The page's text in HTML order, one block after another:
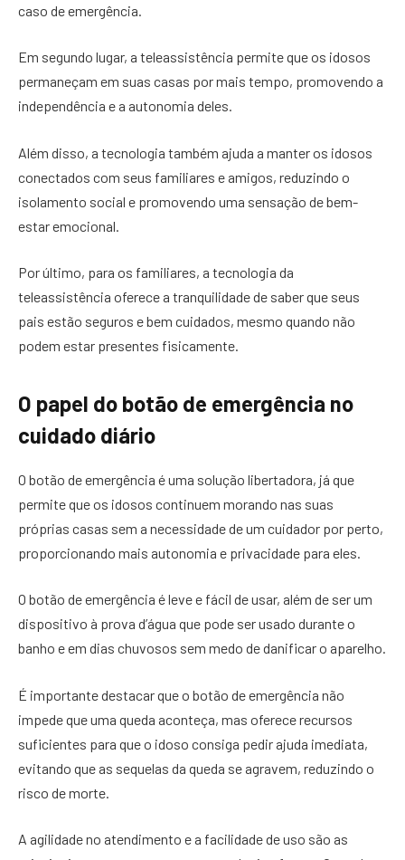
caso de emergência.
Em segundo lugar, a teleassistência permite que os idosos
permaneçam em suas casas por mais tempo, promovendo a
independência e a autonomia deles.
Além disso, a tecnologia também ajuda a manter os idosos
conectados com seus familiares e amigos, reduzindo o
isolamento social e promovendo uma sensação de bem-
estar emocional.
Por último, para os familiares, a tecnologia da
teleassistência oferece a tranquilidade de saber que seus
pais estão seguros e bem cuidados, mesmo quando não
podem estar presentes fisicamente.
O papel do botão de emergência no
cuidado diário
O botão de emergência é uma solução libertadora, já que
permite que os idosos continuem morando nas suas
próprias casas sem a necessidade de um cuidador por perto,
proporcionando mais autonomia e privacidade para eles.
O botão de emergência é leve e fácil de usar, além de ser um
dispositivo à prova d’água que pode ser usado durante o
banho e em dias chuvosos sem medo de danificar o aparelho.
É importante destacar que o botão de emergência não
impede que uma queda aconteça, mas oferece recursos
suficientes para que o idoso consiga pedir ajuda imediata,
evitando que as sequelas da queda se agravem, reduzindo o
risco de morte.
A agilidade no atendimento e a facilidade de uso são as